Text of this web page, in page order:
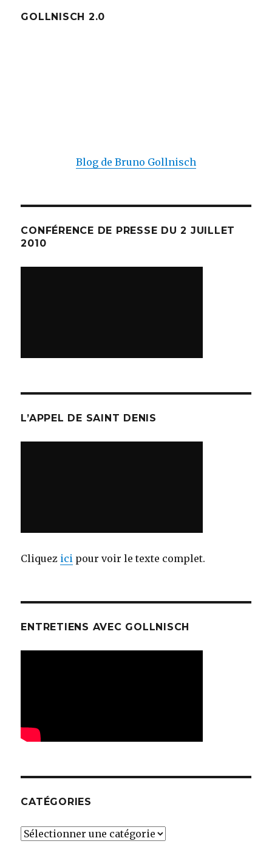
GOLLNISCH 2.0
Blog de Bruno Gollnisch
CONFÉRENCE DE PRESSE DU 2 JUILLET
2010
L’APPEL DE SAINT DENIS
Cliquez ici pour voir le texte complet.
ENTRETIENS AVEC GOLLNISCH
CATÉGORIES
Catégories